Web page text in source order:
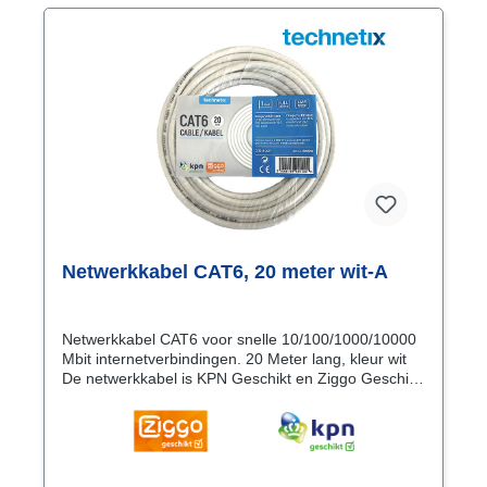
Netwerkkabel CAT6, 20 meter wit-A
Netwerkkabel CAT6 voor snelle 10/100/1000/10000
Mbit internetverbindingen. 20 Meter lang, kleur wit
De netwerkkabel is KPN Geschikt en Ziggo Geschikt